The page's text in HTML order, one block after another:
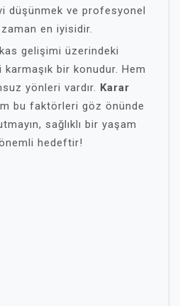
düşünmek ve profesyonel
en iyisidir.
gelişimi üzerindeki
bir konudur. Hem
yönleri vardır. Karar
bu faktörleri göz önünde
sağlıklı bir yaşam
hedeftir!